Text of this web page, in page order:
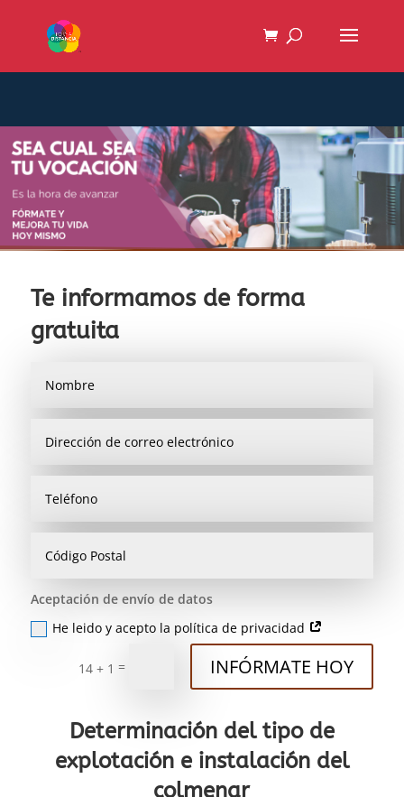
Te informamos de forma
gratuita
Aceptación de envío de datos
He leido y acepto la política de privacidad
14 + 1 = INFÓRMATE HOY
Determinación del tipo de
explotación e instalación del
colmenar